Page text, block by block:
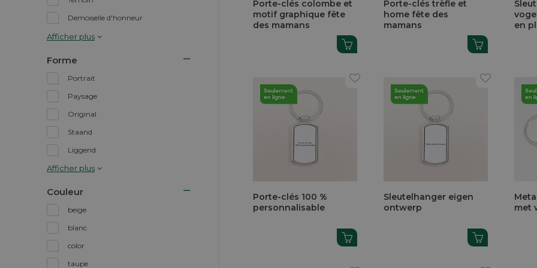
Demoiselle d'honneur
Afficher plus
Forme
Portrait
Paysage
Original
Staand
Liggend
Afficher plus
Couleur
beige
blanc
color
taupe
Porte-clés colombe et
motif graphique fête
des mamans
Porte-clés trèfle et
home fête des
mamans
en
Porte-clés 100 %
personnalisable
Sleutelhanger eigen
ontwerp
met